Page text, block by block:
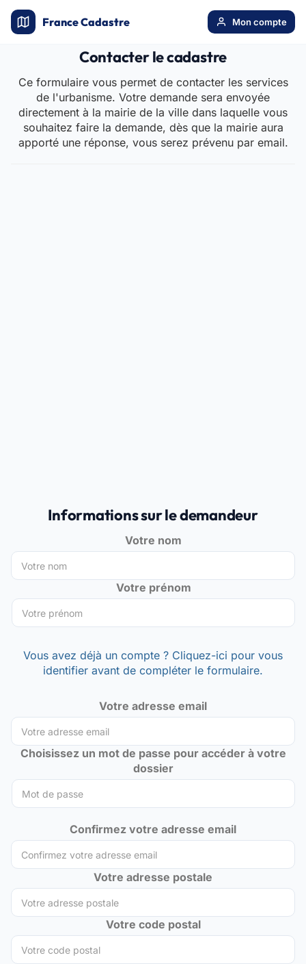
France Cadastre Mon compte
Contacter le cadastre
Ce formulaire vous permet de contacter les services
de l'urbanisme. Votre demande sera envoyée
directement à la mairie de la ville dans laquelle vous
souhaitez faire la demande, dès que la mairie aura
apporté une réponse, vous serez prévenu par email.
Informations sur le demandeur
Votre nom
Votre prénom
Vous avez déjà un compte ? Cliquez-ici pour vous
identifier avant de compléter le formulaire.
Votre adresse email
Choisissez un mot de passe pour accéder à votre
dossier
Confirmez votre adresse email
Votre adresse postale
Votre code postal